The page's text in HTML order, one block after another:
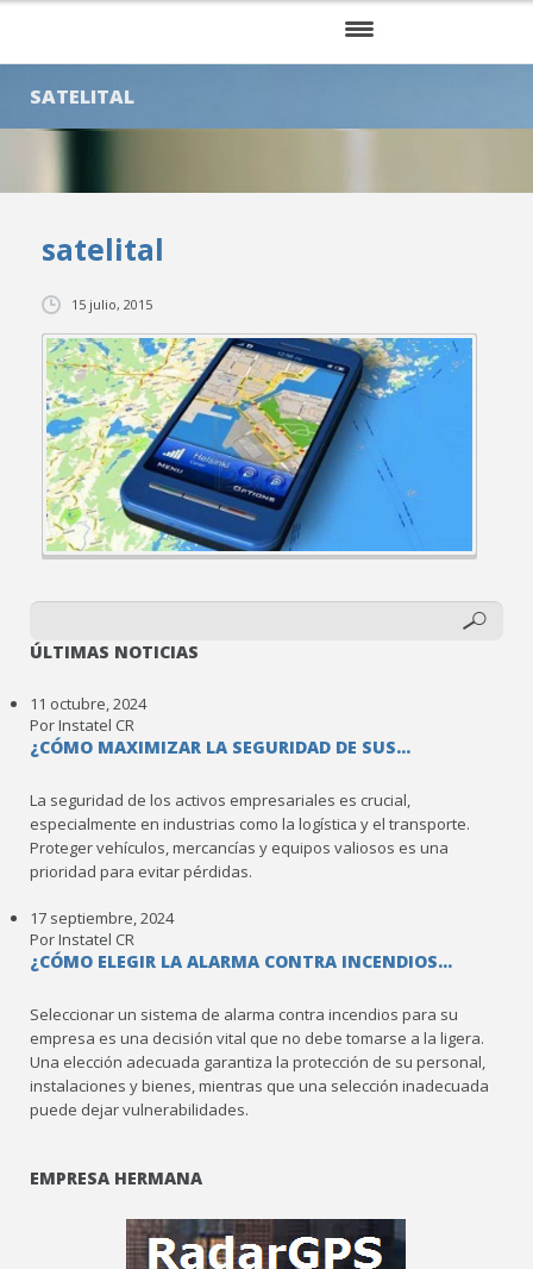
INICIO
SERVICIOS
KITS
CLIENTES
BLOG
CONTÁCTENOS
SATELITAL
satelital
15 julio, 2015
ÚLTIMAS NOTICIAS
11 octubre, 2024
Por Instatel CR
¿CÓMO MAXIMIZAR LA SEGURIDAD DE SUS...
La seguridad de los activos empresariales es crucial,
especialmente en industrias como la logística y el transporte.
Proteger vehículos, mercancías y equipos valiosos es una
prioridad para evitar pérdidas.
17 septiembre, 2024
Por Instatel CR
¿CÓMO ELEGIR LA ALARMA CONTRA INCENDIOS...
Seleccionar un sistema de alarma contra incendios para su
empresa es una decisión vital que no debe tomarse a la ligera.
Una elección adecuada garantiza la protección de su personal,
instalaciones y bienes, mientras que una selección inadecuada
puede dejar vulnerabilidades.
EMPRESA HERMANA